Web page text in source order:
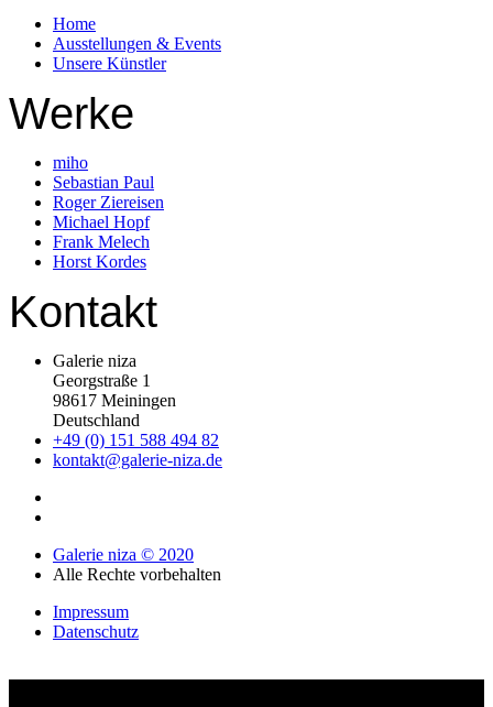
Home
Ausstellungen & Events
Unsere Künstler
Werke
miho
Sebastian Paul
Roger Ziereisen
Michael Hopf
Frank Melech
Horst Kordes
Kontakt
Galerie niza
Georgstraße 1
98617 Meiningen
Deutschland
+49 (0) 151 588 494 82
kontakt@galerie-niza.de
Galerie niza © 2020
Alle Rechte vorbehalten
Impressum
Datenschutz